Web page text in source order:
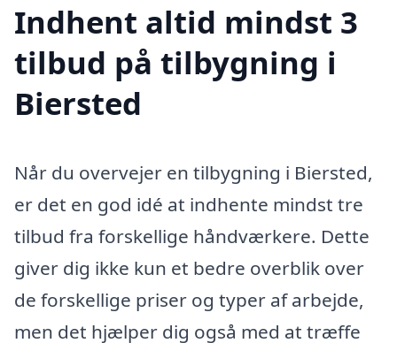
Indhent altid mindst 3
tilbud på tilbygning i
Biersted
Når du overvejer en tilbygning i Biersted,
er det en god idé at indhente mindst tre
tilbud fra forskellige håndværkere. Dette
giver dig ikke kun et bedre overblik over
de forskellige priser og typer af arbejde,
men det hjælper dig også med at træffe